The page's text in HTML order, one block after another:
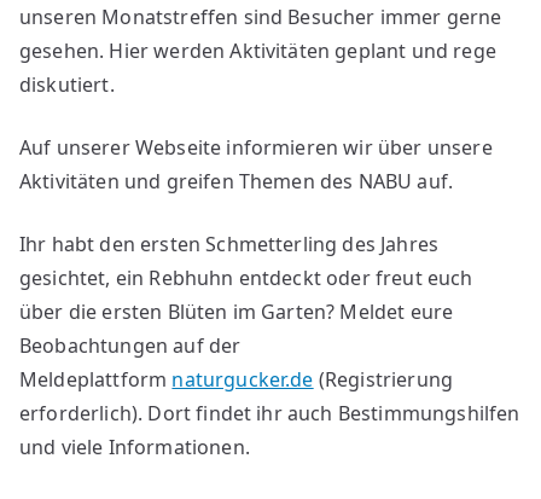
unseren Monatstreffen sind Besucher immer gerne
gesehen. Hier werden Aktivitäten geplant und rege
diskutiert.
Auf unserer Webseite informieren wir über unsere
Aktivitäten und greifen Themen des NABU auf.
Ihr habt den ersten Schmetterling des Jahres
gesichtet, ein Rebhuhn entdeckt oder freut euch
über die ersten Blüten im Garten? Meldet eure
Beobachtungen auf der
Meldeplattform naturgucker.de (Registrierung
erforderlich). Dort findet ihr auch Bestimmungshilfen
und viele Informationen.